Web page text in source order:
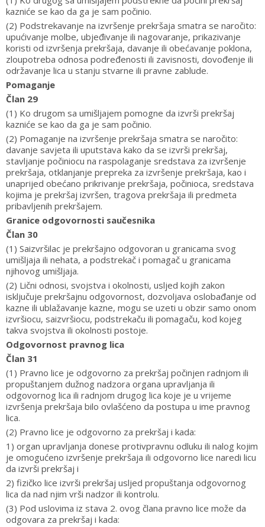
kazniće se kao da ga je sam počinio.
(2) Podstrekavanje na izvršenje prekršaja smatra se naročito:
upućivanje molbe, ubjeđivanje ili nagovaranje, prikazivanje
koristi od izvršenja prekršaja, davanje ili obećavanje poklona,
zloupotreba odnosa podređenosti ili zavisnosti, dovođenje ili
održavanje lica u stanju stvarne ili pravne zablude.
Pomaganje
Član 29
(1) Ko drugom sa umišljajem pomogne da izvrši prekršaj
kazniće se kao da ga je sam počinio.
(2) Pomaganje na izvršenje prekršaja smatra se naročito:
davanje savjeta ili uputstava kako da se izvrši prekršaj,
stavljanje počiniocu na raspolaganje sredstava za izvršenje
prekršaja, otklanjanje prepreka za izvršenje prekršaja, kao i
unaprijed obećano prikrivanje prekršaja, počinioca, sredstava
kojima je prekršaj izvršen, tragova prekršaja ili predmeta
pribavljenih prekršajem.
Granice odgovornosti saučesnika
Član 30
(1) Saizvršilac je prekršajno odgovoran u granicama svog
umišljaja ili nehata, a podstrekač i pomagač u granicama
njihovog umišljaja.
(2) Lični odnosi, svojstva i okolnosti, usljed kojih zakon
isključuje prekršajnu odgovornost, dozvoljava oslobađanje od
kazne ili ublažavanje kazne, mogu se uzeti u obzir samo onom
izvršiocu, saizvršiocu, podstrekaču ili pomagaču, kod kojeg
takva svojstva ili okolnosti postoje.
Odgovornost pravnog lica
Član 31
(1) Pravno lice je odgovorno za prekršaj počinjen radnjom ili
propuštanjem dužnog nadzora organa upravljanja ili
odgovornog lica ili radnjom drugog lica koje je u vrijeme
izvršenja prekršaja bilo ovlašćeno da postupa u ime pravnog
lica.
(2) Pravno lice je odgovorno za prekršaj i kada:
1) organ upravljanja donese protivpravnu odluku ili nalog kojim
je omogućeno izvršenje prekršaja ili odgovorno lice naredi licu
da izvrši prekršaj i
2) fizičko lice izvrši prekršaj usljed propuštanja odgovornog
lica da nad njim vrši nadzor ili kontrolu.
(3) Pod uslovima iz stava 2. ovog člana pravno lice može da
odgovara za prekršaj i kada: